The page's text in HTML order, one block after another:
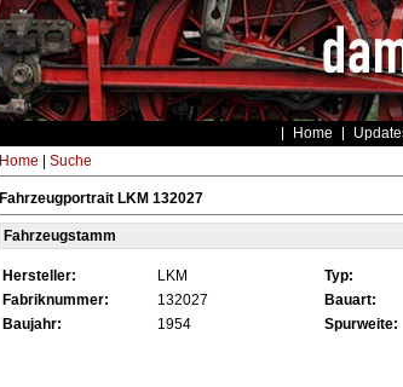
Home
Home Suche
Fahrzeugportrait LKM 132027
Fahrzeugstamm
Hersteller: LKM Typ:
Fabriknummer:
132027 Bauart:
Baujahr:
1954 Spurweite: